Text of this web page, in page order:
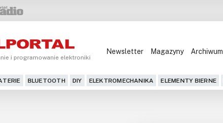
i programowanie elektroniki
Newsletter Magazyny Archiwum
BLUETOOTH DIY ELEKTROMECHANIKA ELEMENTY BIERNE
Blog